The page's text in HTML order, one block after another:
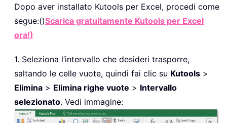
Dopo aver installato Kutools per Excel, procedi come
segue:()Scarica gratuitamente Kutools per Excel
ora!)
1. Seleziona l’intervallo che desideri trasporre,
saltando le celle vuote, quindi fai clic su Kutools >
Elimina > Elimina righe vuote > Intervallo
selezionato. Vedi immagine: